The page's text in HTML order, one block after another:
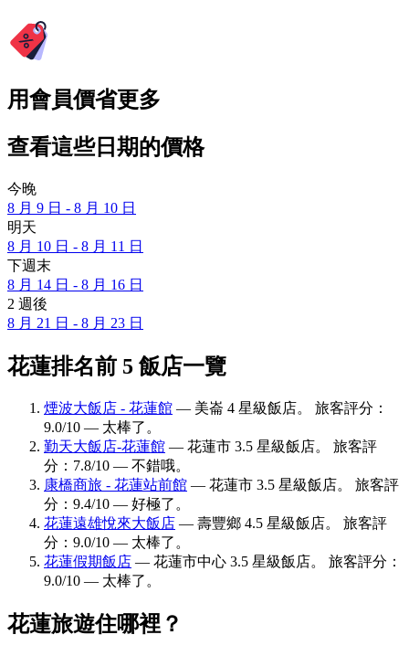
用會員價省更多
查看這些日期的價格
今晚
8 月 9 日 - 8 月 10 日
明天
8 月 10 日 - 8 月 11 日
下週末
8 月 14 日 - 8 月 16 日
2 週後
8 月 21 日 - 8 月 23 日
花蓮排名前 5 飯店一覽
煙波大飯店 - 花蓮館 — 美崙 4 星級飯店。 旅客評分：
9.0/10 — 太棒了。
勤天大飯店-花蓮館 — 花蓮市 3.5 星級飯店。 旅客評
分：7.8/10 — 不錯哦。
康橋商旅 - 花蓮站前館 — 花蓮市 3.5 星級飯店。 旅客評
分：9.4/10 — 好極了。
花蓮遠雄悅來大飯店 — 壽豐鄉 4.5 星級飯店。 旅客評
分：9.0/10 — 太棒了。
花蓮假期飯店 — 花蓮市中心 3.5 星級飯店。 旅客評分：
9.0/10 — 太棒了。
花蓮旅遊住哪裡？